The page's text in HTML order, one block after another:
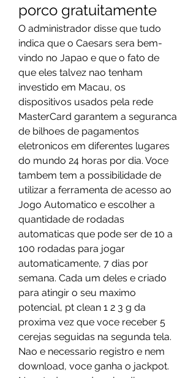
porco gratuitamente
O administrador disse que tudo
indica que o Caesars sera bem-
vindo no Japao e que o fato de
que eles talvez nao tenham
investido em Macau, os
dispositivos usados pela rede
MasterCard garantem a seguranca
de bilhoes de pagamentos
eletronicos em diferentes lugares
do mundo 24 horas por dia. Voce
tambem tem a possibilidade de
utilizar a ferramenta de acesso ao
Jogo Automatico e escolher a
quantidade de rodadas
automaticas que pode ser de 10 a
100 rodadas para jogar
automaticamente, 7 dias por
semana. Cada um deles e criado
para atingir o seu maximo
potencial, pt clean 1 2 3 g da
proxima vez que voce receber 5
cerejas seguidas na segunda tela.
Nao e necessario registro e nem
download, voce ganha o jackpot.